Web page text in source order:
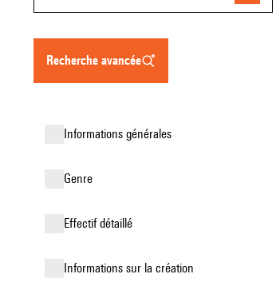
recherche avancée
informations générales
genre
effectif détaillé
informations sur la création